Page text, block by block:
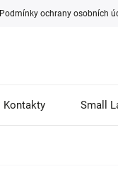
Podmínky ochrany osobních
Kontakty Small